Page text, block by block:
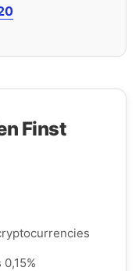
Finst